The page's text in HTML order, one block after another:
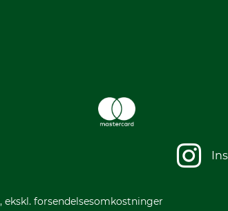
forsendelsesomkostninger